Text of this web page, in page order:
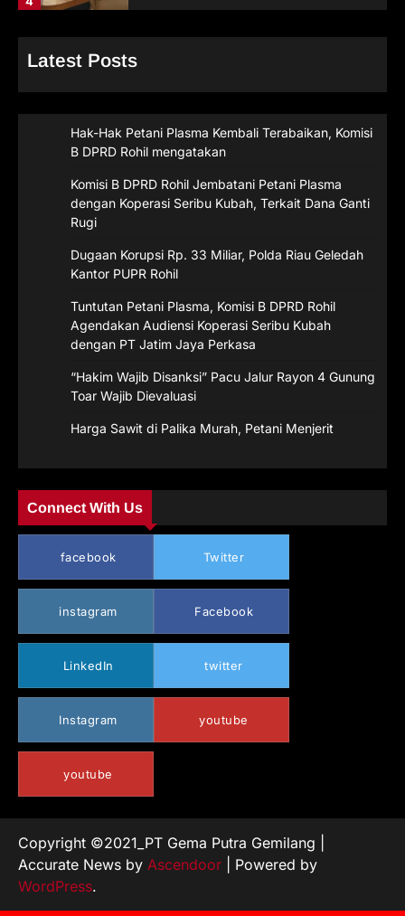
Latest Posts
Hak-Hak Petani Plasma Kembali Terabaikan, Komisi
B DPRD Rohil mengatakan
Komisi B DPRD Rohil Jembatani Petani Plasma
dengan Koperasi Seribu Kubah, Terkait Dana Ganti
Rugi
Dugaan Korupsi Rp. 33 Miliar, Polda Riau Geledah
Kantor PUPR Rohil
Tuntutan Petani Plasma, Komisi B DPRD Rohil
Agendakan Audiensi Koperasi Seribu Kubah
dengan PT Jatim Jaya Perkasa
“Hakim Wajib Disanksi” Pacu Jalur Rayon 4 Gunung
Toar Wajib Dievaluasi
Harga Sawit di Palika Murah, Petani Menjerit
Connect With Us
facebook Twitter
instagram Facebook
LinkedIn twitter
Instagram youtube
youtube
Copyright ©2021_PT Gema Putra Gemilang |
Accurate News by Ascendoor | Powered by
WordPress.